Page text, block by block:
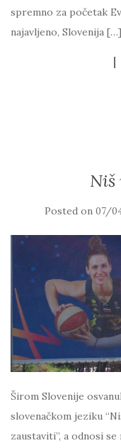
spremno za početak
najavljeno, Slovenija […]
Niš
Posted on 07/
Širom Slovenije
slovenačkom jeziku
zaustaviti”, a odnosi